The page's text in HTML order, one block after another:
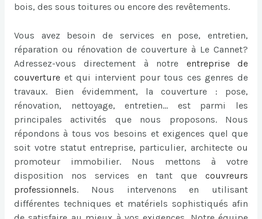
bois, des sous toitures ou encore des revêtements.
Vous avez besoin de services en pose, entretien,
réparation ou rénovation de couverture à Le Cannet?
Adressez-vous directement à notre entreprise de
couverture et qui intervient pour tous ces genres de
travaux. Bien évidemment, la couverture : pose,
rénovation, nettoyage, entretien… est parmi les
principales activités que nous proposons. Nous
répondons à tous vos besoins et exigences quel que
soit votre statut entreprise, particulier, architecte ou
promoteur immobilier. Nous mettons à votre
disposition nos services en tant que couvreurs
professionnels. Nous intervenons en utilisant
différentes techniques et matériels sophistiqués afin